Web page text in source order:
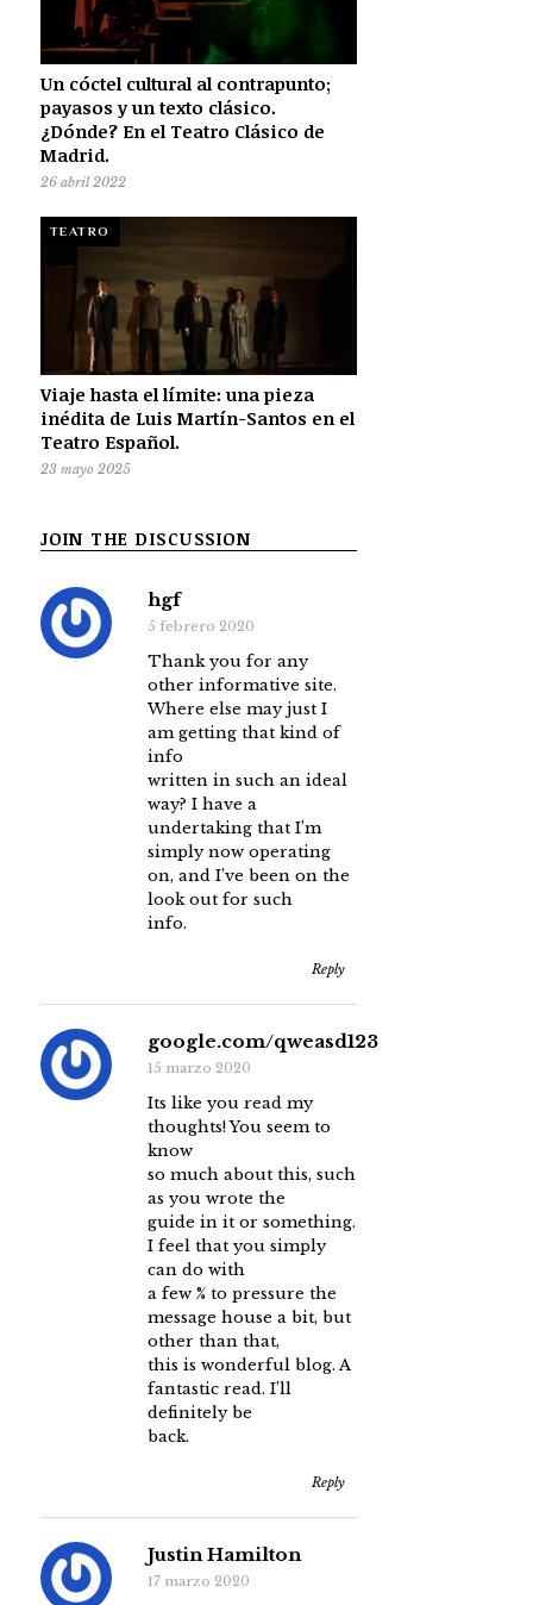
Un cóctel cultural al contrapunto;
payasos y un texto clásico.
¿Dónde? En el Teatro Clásico de
Madrid.
26 abril 2022
TEATRO
Viaje hasta el límite: una pieza
inédita de Luis Martín-Santos en el
Teatro Español.
23 mayo 2025
JOIN THE DISCUSSION
hgf
5 febrero 2020
Thank you for any
other informative site.
Where else may just I
am getting that kind of
info
written in such an ideal
way? I have a
undertaking that I’m
simply now operating
on, and I’ve been on the
look out for such
info.
Reply
google.com/qweasd123
15 marzo 2020
Its like you read my
thoughts! You seem to
know
so much about this, such
as you wrote the
guide in it or something.
I feel that you simply
can do with
a few % to pressure the
message house a bit, but
other than that,
this is wonderful blog. A
fantastic read. I’ll
definitely be
back.
Reply
Justin Hamilton
17 marzo 2020